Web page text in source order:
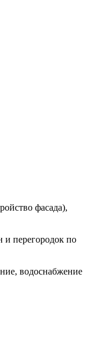
фасада),
и перегородок по
водоснабжение